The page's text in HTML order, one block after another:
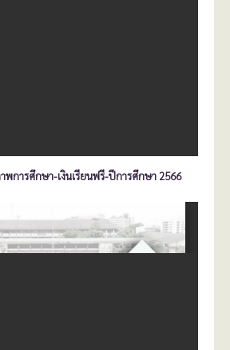
การศึกษา-เงินเรียนฟรี-ปีการศึกษา 2566